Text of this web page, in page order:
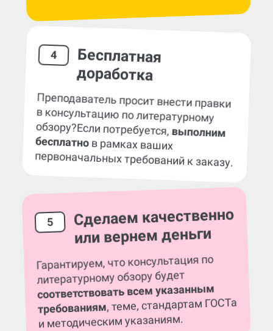
4 Бесплатная
доработка
Преподаватель просит внести правки
в консультацию по литературному
обзору?Если потребуется,выполним
бесплатнов рамках ваших
первоначальных требований к заказу.
5 Сделаем качественно
или вернем деньги
Гарантируем, что консультация по
литературному обзору будет
соответствовать всем указанным
требованиям, теме, стандартам ГОСТа
и методическим указаниям.